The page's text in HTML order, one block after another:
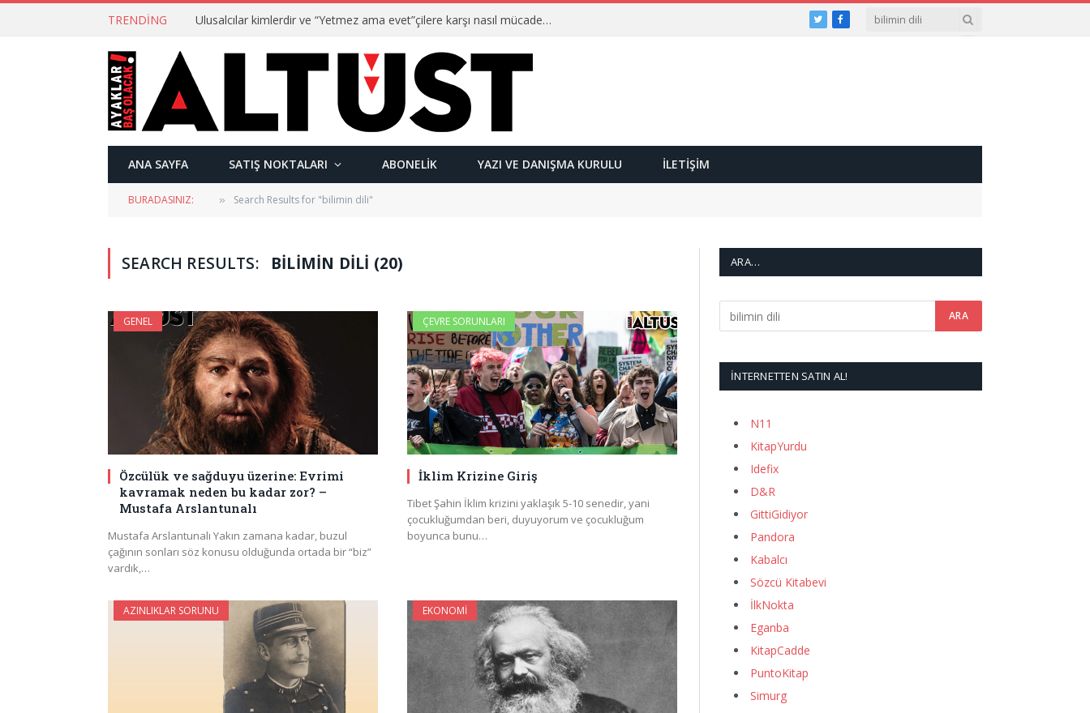
TRENDING Ulusalcılar kimlerdir ve “Yetmez ama evet”çilere karşı nasıl mücadele ederler? TwitterFacebook
ANA SAYFA SATIŞ NOKTALARI ABONELIK YAZI VE DANIŞMA KURULU İLETIŞIM
BURADASINIZ: » Search Results for "bilimin dili"
SEARCH RESULTS: BILIMIN DILI (20)
GENEL
Özcülük ve sağduyu üzerine: Evrimi
kavramak neden bu kadar zor? –
Mustafa Arslantunalı
Mustafa Arslantunalı Yakın zamana kadar, buzul
çağının sonları söz konusu olduğunda ortada bir “biz”
vardık,…
ÇEVRE SORUNLARI
İklim Krizine Giriş
Tibet Şahin İklim krizini yaklaşık 5-10 senedir, yani
çocukluğumdan beri, duyuyorum ve çocukluğum
boyunca bunu…
AZINLIKLAR SORUNU EKONOMI
ARA…
İNTERNETTEN SATIN AL!
N11
KitapYurdu
Idefix
D&R
GittiGidiyor
Pandora
Kabalcı
Sözcü Kitabevi
İlkNokta
Eganba
KitapCadde
PuntoKitap
Simurg